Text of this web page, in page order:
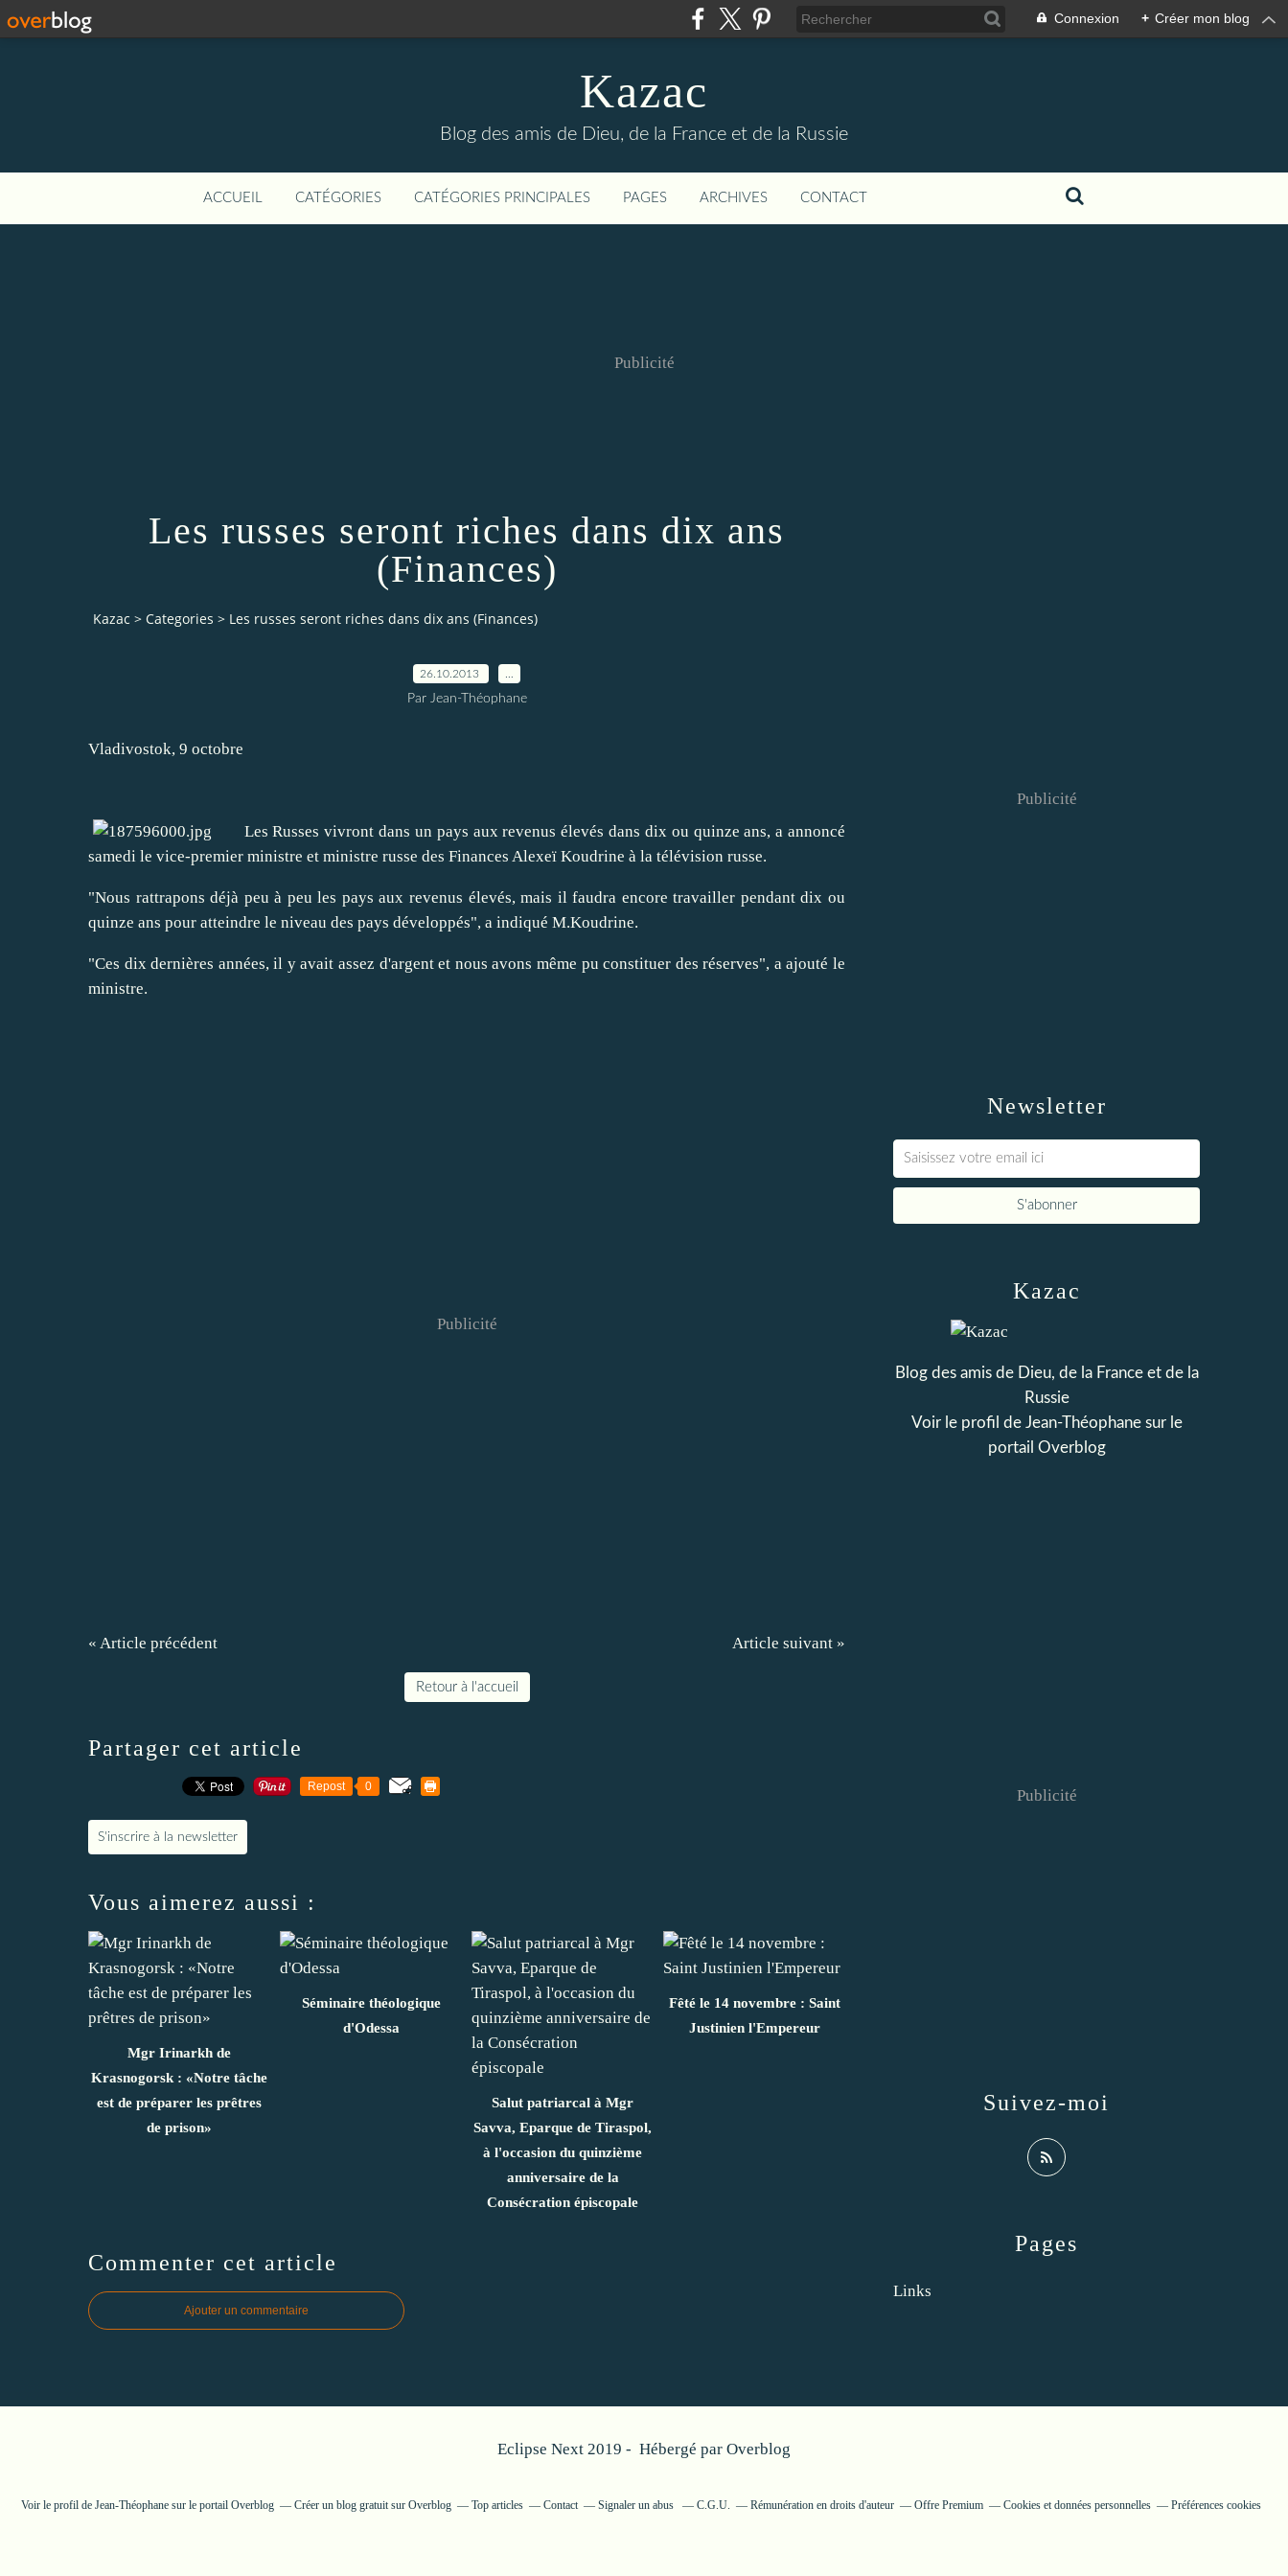
Connexion + Créer mon blog
Kazac
Blog des amis de Dieu, de la France et de la Russie
ACCUEIL CATÉGORIES CATÉGORIES PRINCIPALES PAGES ARCHIVES CONTACT
Publicité
Les russes seront riches dans dix ans
(Finances)
Kazac > Categories > Les russes seront riches dans dix ans (Finances)
26.10.2013
Par Jean-Théophane
Vladivostok, 9 octobre
Les Russes vivront dans un pays aux revenus élevés dans dix ou quinze ans, a annoncé
samedi le vice-premier ministre et ministre russe des Finances Alexeï Koudrine à la télévision russe.
"Nous rattrapons déjà peu à peu les pays aux revenus élevés, mais il faudra encore travailler pendant dix ou
quinze ans pour atteindre le niveau des pays développés", a indiqué M.Koudrine.
"Ces dix dernières années, il y avait assez d'argent et nous avons même pu constituer des réserves", a ajouté le
ministre.
Publicité
« Article précédent Article suivant »
Retour à l'accueil
Partager cet article
Repost 0
S'inscrire à la newsletter
Vous aimerez aussi :
Mgr Irinarkh de
Krasnogorsk : «Notre tâche
est de préparer les prêtres
de prison»
Séminaire théologique
d'Odessa
Salut patriarcal à Mgr
Savva, Eparque de Tiraspol,
à l'occasion du quinzième
anniversaire de la
Consécration épiscopale
Fêté le 14 novembre : Saint
Justinien l'Empereur
Commenter cet article
Ajouter un commentaire
Newsletter
Publicité
Pages
Links
Kazac
Blog des amis de Dieu, de la France et de la
Russie
Voir le profil de Jean-Théophanesur le
portail Overblog
Suivez-moi
Publicité
Eclipse Next 2019 - Hébergé par Overblog
Voir le profil de Jean-Théophane sur le portail Overblog Créer un blog gratuit sur Overblog Top articles Contact Signaler un abus C.G.U. Rémunération en droits d'auteur Offre Premium Cookies et données personnelles Préférences cookies